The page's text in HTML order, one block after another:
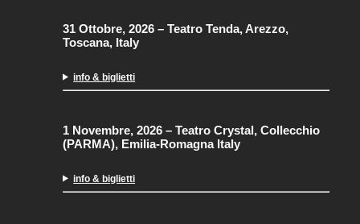
31 Ottobre, 2026 – Teatro Tenda, Arezzo,
Toscana, Italy
info & biglietti
1 Novembre, 2026 – Teatro Crystal, Collecchio
(PARMA), Emilia-Romagna Italy
info & biglietti